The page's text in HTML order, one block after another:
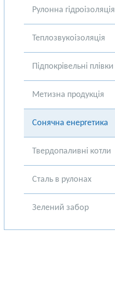
Рулонна гідроізоляція
Теплозвукоізоляція
Підпокрівельні плівки
Метизна продукція
Сонячна енергетика
Твердопаливні котли
Сталь в рулонах
Зелений забор